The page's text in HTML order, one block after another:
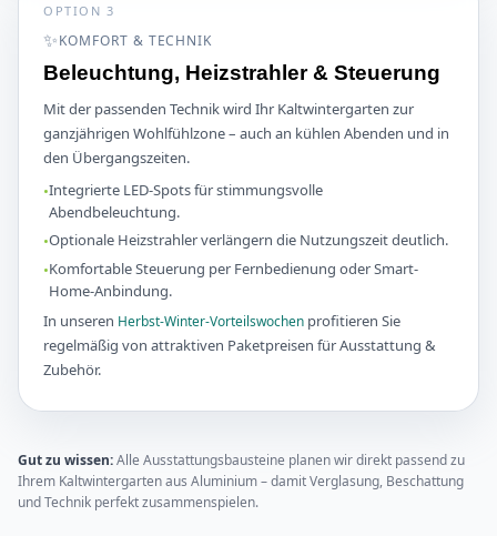
OPTION 3
✨KOMFORT & TECHNIK
Beleuchtung, Heizstrahler & Steuerung
Mit der passenden Technik wird Ihr Kaltwintergarten zur
ganzjährigen Wohlfühlzone – auch an kühlen Abenden und in
den Übergangszeiten.
Integrierte LED-Spots für stimmungsvolle
Abendbeleuchtung.
Optionale Heizstrahler verlängern die Nutzungszeit deutlich.
Komfortable Steuerung per Fernbedienung oder Smart-
Home-Anbindung.
In unseren Herbst-Winter-Vorteilswochen profitieren Sie
regelmäßig von attraktiven Paketpreisen für Ausstattung &
Zubehör.
Gut zu wissen:Alle Ausstattungsbausteine planen wir direkt passend zu
Ihrem Kaltwintergarten aus Aluminium – damit Verglasung, Beschattung
und Technik perfekt zusammenspielen.